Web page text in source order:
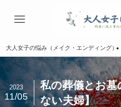
大人女子の悩み（メイク・エンディング）
私の葬儀とお
ない夫婦】
2023
11/05